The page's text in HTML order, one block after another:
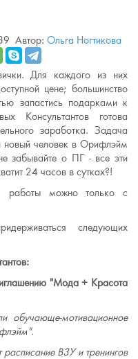
Автор: Ольга Ногтикова
Для каждого из них
цене; большинство
запастись подарками к
Консультантов готова
заработка. Задача
новый человек в Орифлэйм
забывайте о ПГ - все эти
24 часов в сутках?!
работы можно только с
следующих
"Мода + Красота
обучающе-мотивационное
расписание В3У и тренингов